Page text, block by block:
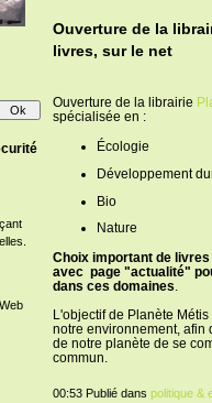
Ouverture de la
livres, sur le net
Ouverture de la librairie
spécialisée en :
Écologie
Développement
Bio
Nature
Choix important de livres
avec page "actualité"
dans ces domaines
L'objectif de Planète
notre environnement, afin
de notre planète de se
commun.
00:53 Publié dans politique &